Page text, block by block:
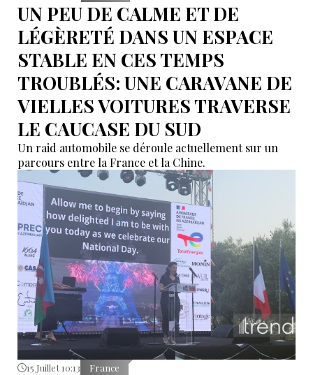
UN PEU DE CALME ET DE
LÉGÈRETÉ DANS UN ESPACE
STABLE EN CES TEMPS
TROUBLÉS: UNE CARAVANE DE
VIELLES VOITURES TRAVERSE
LE CAUCASE DU SUD
Un raid automobile se déroule actuellement sur un
parcours entre la France et la Chine.
15 Juillet 10:13 France